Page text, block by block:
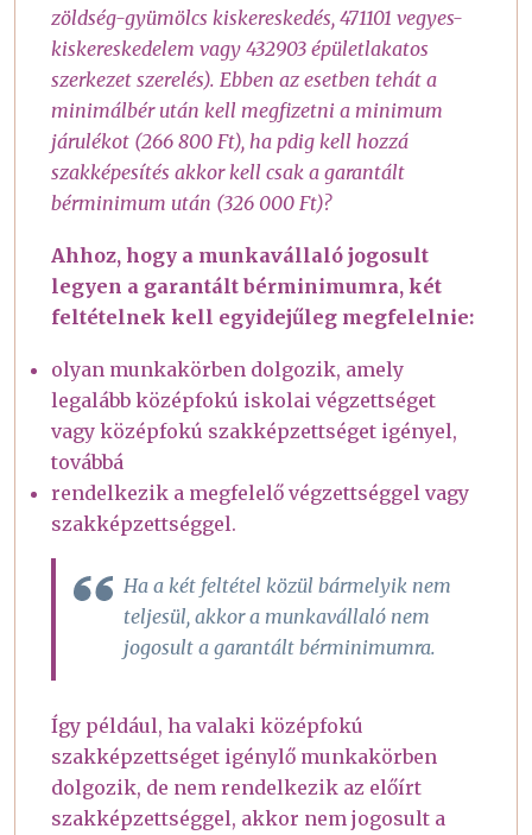
zöldség-gyümölcs kiskereskedés, 471101 vegyes-
kiskereskedelem vagy 432903 épületlakatos
szerkezet szerelés). Ebben az esetben tehát a
minimálbér után kell megfizetni a minimum
járulékot (266 800 Ft), ha pdig kell hozzá
szakképesítés akkor kell csak a garantált
bérminimum után (326 000 Ft)?
Ahhoz, hogy a munkavállaló jogosult
legyen a garantált bérminimumra, két
feltételnek kell egyidejűleg megfelelnie:
olyan munkakörben dolgozik, amely
legalább középfokú iskolai végzettséget
vagy középfokú szakképzettséget igényel,
továbbá
rendelkezik a megfelelő végzettséggel vagy
szakképzettséggel.
Ha a két feltétel közül bármelyik nem
teljesül, akkor a munkavállaló nem
jogosult a garantált bérminimumra.
Így például, ha valaki középfokú
szakképzettséget igénylő munkakörben
dolgozik, de nem rendelkezik az előírt
szakképzettséggel, akkor nem jogosult a